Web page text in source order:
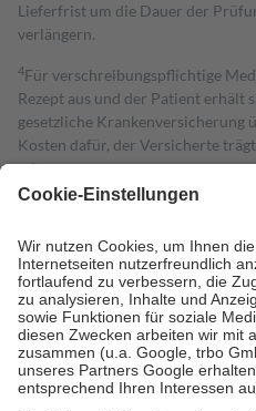
Lieferfrist um die Dauer der
verlängern.
4Für verschreibungspflichtige
Rezept aus und der Patient erhält
gesetzliche Krankenversicherung
Kosten dafür, der Versicherte
mit.
Grundsätzlich leisten Mitglieder
höchstens zehn Euro.
Es sind
Kosten der Leistung zu entrichten.
Diese Regeln gelten
Bei Heilmitteln und häuslicher
Zuzahlung zehn Prozent der
Verordnung.
Um das Engagement der
stärken und die besondere